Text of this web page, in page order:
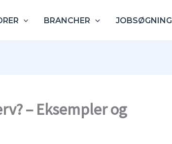
BRANCHER JOBSØGNING
– Eksempler og